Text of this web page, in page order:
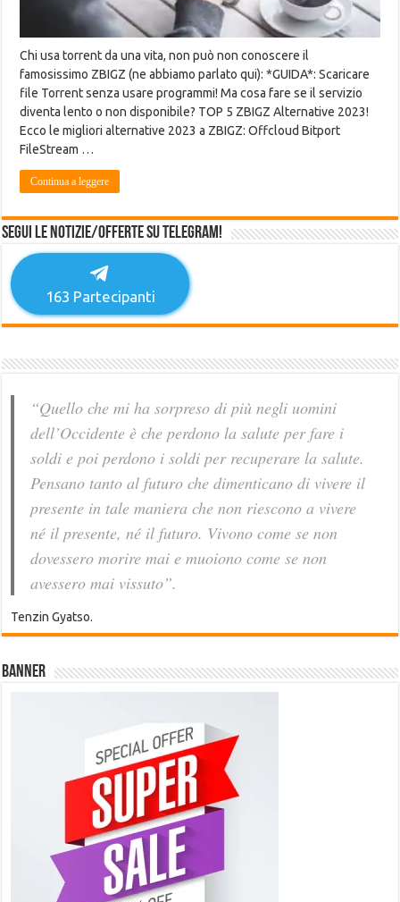
Chi usa torrent da una vita, non può non conoscere il
famosissimo ZBIGZ (ne abbiamo parlato qui): *GUIDA*: Scaricare
file Torrent senza usare programmi! Ma cosa fare se il servizio
diventa lento o non disponibile? TOP 5 ZBIGZ Alternative 2023!
Ecco le migliori alternative 2023 a ZBIGZ: Offcloud Bitport
FileStream …
Continua a leggere
Segui le notizie/offerte su Telegram!
163 Partecipanti
“Quello che mi ha sorpreso di più negli uomini
dell’Occidente è che perdono la salute per fare i
soldi e poi perdono i soldi per recuperare la salute.
Pensano tanto al futuro che dimenticano di vivere il
presente in tale maniera che non riescono a vivere
né il presente, né il futuro. Vivono come se non
dovessero morire mai e muoiono come se non
avessero mai vissuto”.
Tenzin Gyatso.
Banner